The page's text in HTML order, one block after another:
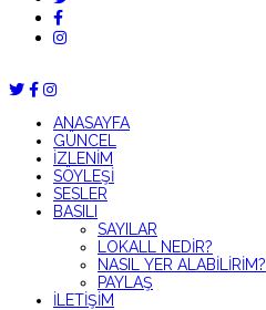
ANASAYFA
GÜNCEL
İZLENİM
SÖYLEŞİ
SESLER
BASILI
SAYILAR
LOKALL NEDİR?
NASIL YER ALABİLİRİM?
PAYLAŞ
İLETİŞİM